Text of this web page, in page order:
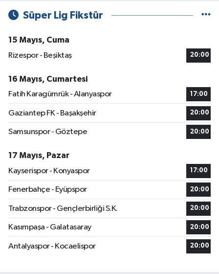
Süper Lig Fikstür
15 Mayıs, Cuma
Rizespor - Beşiktaş
20:00
16 Mayıs, Cumartesi
Fatih Karagümrük - Alanyaspor
17:00
Gaziantep FK - Başakşehir 20:00
Samsunspor - Göztepe 20:00
17 Mayıs, Pazar
Kayserispor - Konyaspor
17:00
Fenerbahçe - Eyüpspor 20:00
Trabzonspor - Gençlerbirliği S.K. 20:00
Kasımpaşa - Galatasaray 20:00
Antalyaspor - Kocaelispor 20:00